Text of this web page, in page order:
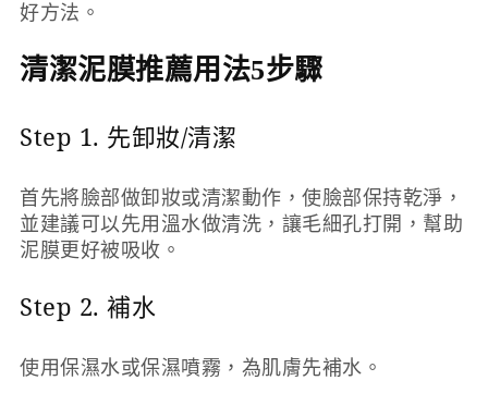
好方法。
清潔泥膜推薦用法5步驟
Step 1. 先卸妝/清潔
首先將臉部做卸妝或清潔動作，使臉部保持乾淨，
並建議可以先用溫水做清洗，讓毛細孔打開，幫助
泥膜更好被吸收。
Step 2. 補水
使用保濕水或保濕噴霧，為肌膚先補水。